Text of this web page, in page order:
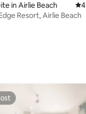
in Airlie Beach
Resort, Airlie Beach